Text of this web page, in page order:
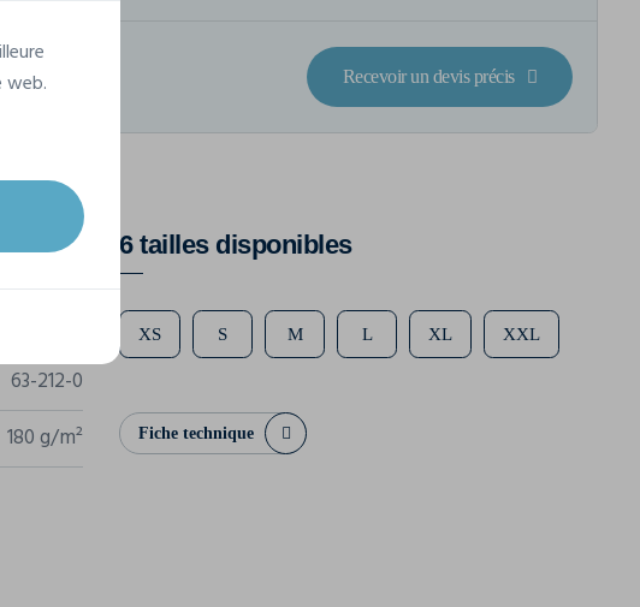
€ TTC
Recevoir un devis précis
63-212-0
180 g/m²
6 tailles disponibles
XS S M L XL XXL
Fiche technique
web.